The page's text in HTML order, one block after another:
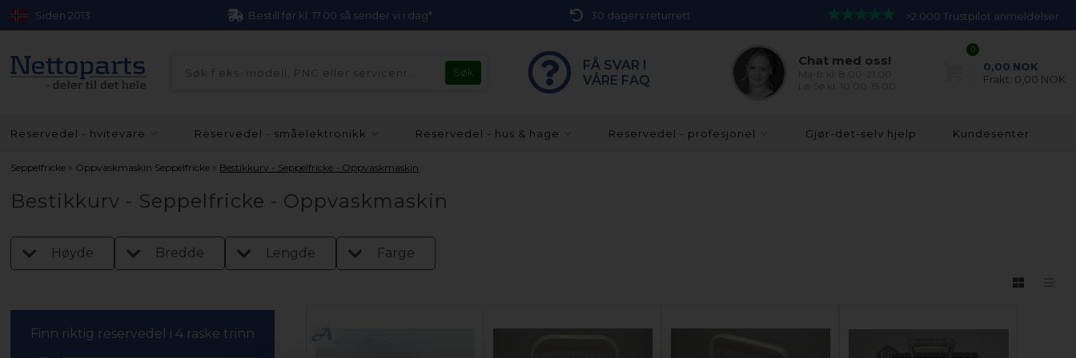
Siden 2013 Bestill før kl. 17.00 så sender vi i dag* 30 dagers returrett >2.000 Trustpilot anmeldelser
FÅ SVAR I
VÅRE FAQ
Chat med oss!
0
0,00 NOK
Frakt: 0,00 NOK
Reservedel - hvitevare Reservedel - småelektronikk Reservedel - hus & hage Reservedel - profesjonel Gjør-det-selv hjelp Kundesenter
Seppelfricke » Oppvaskmaskin Seppelfricke » Bestikkurv - Seppelfricke - Oppvaskmaskin
Bestikkurv - Seppelfricke - Oppvaskmaskin
Høyde Bredde Lengde Farge
Finn riktig reservedel i 4 raske trinn